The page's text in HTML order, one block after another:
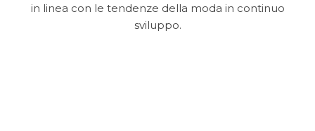
in linea con le tendenze della moda in continuo
sviluppo.